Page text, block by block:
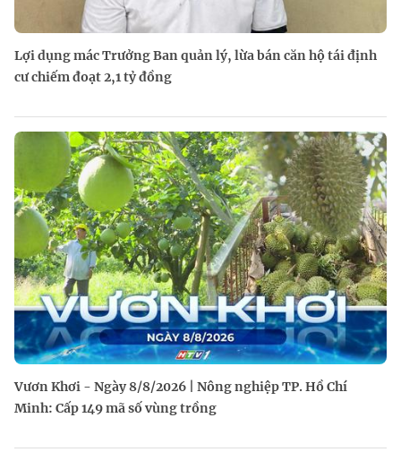
Lợi dụng mác Trưởng Ban quản lý, lừa bán căn hộ tái định
cư chiếm đoạt 2,1 tỷ đồng
Vươn Khơi - Ngày 8/8/2026 | Nông nghiệp TP. Hồ Chí
Minh: Cấp 149 mã số vùng trồng